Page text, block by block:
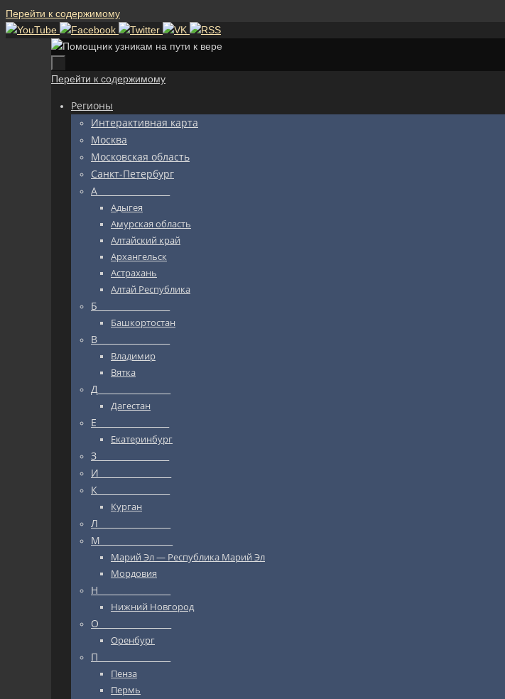
Перейти к содержимому
Перейти к содержимому
Регионы
Интерактивная карта
Москва
Московская область
Санкт-Петербург
А_________________
Адыгея
Амурская область
Алтайский край
Архангельск
Астрахань
Алтай Республика
Б_________________
Башкортостан
В_________________
Владимир
Вятка
Д_________________
Дагестан
Е_________________
Екатеринбург
З_________________
И_________________
К_________________
Курган
Л_________________
М_________________
Марий Эл — Республика Марий Эл
Мордовия
Н_________________
Нижний Новгород
О_________________
Оренбург
П_________________
Пенза
Пермь